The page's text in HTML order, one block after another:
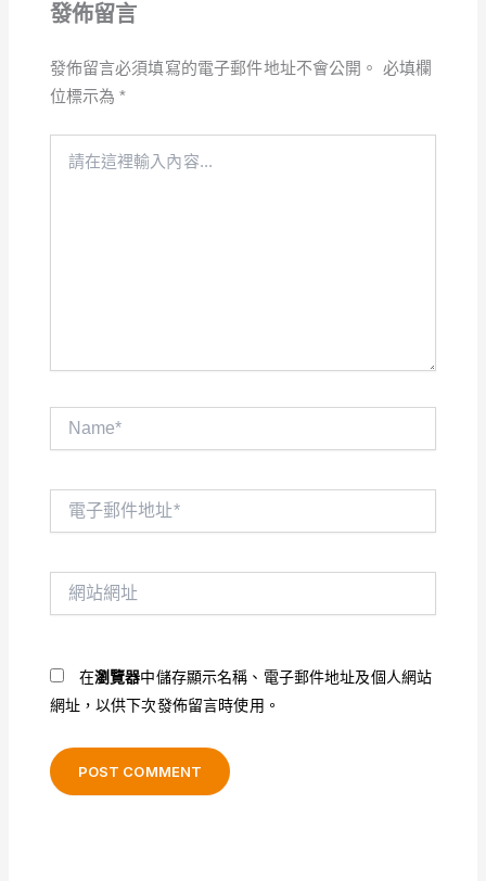
發佈留言
發佈留言必須填寫的電子郵件地址不會公開。 必填欄
位標示為*
在瀏覽器中儲存顯示名稱、電子郵件地址及個人網站
網址，以供下次發佈留言時使用。